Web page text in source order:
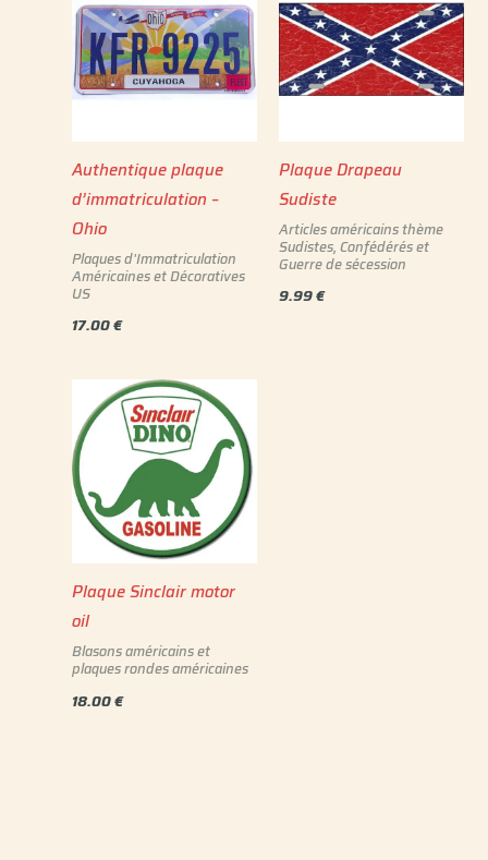
Authentique plaque
d’immatriculation –
Ohio
Plaques d'Immatriculation
Américaines et Décoratives
US
17.00€
Plaque Drapeau
Sudiste
Articles américains thème
Sudistes, Confédérés et
Guerre de sécession
9.99€
Plaque Sinclair motor
oil
Blasons américains et
plaques rondes américaines
18.00€